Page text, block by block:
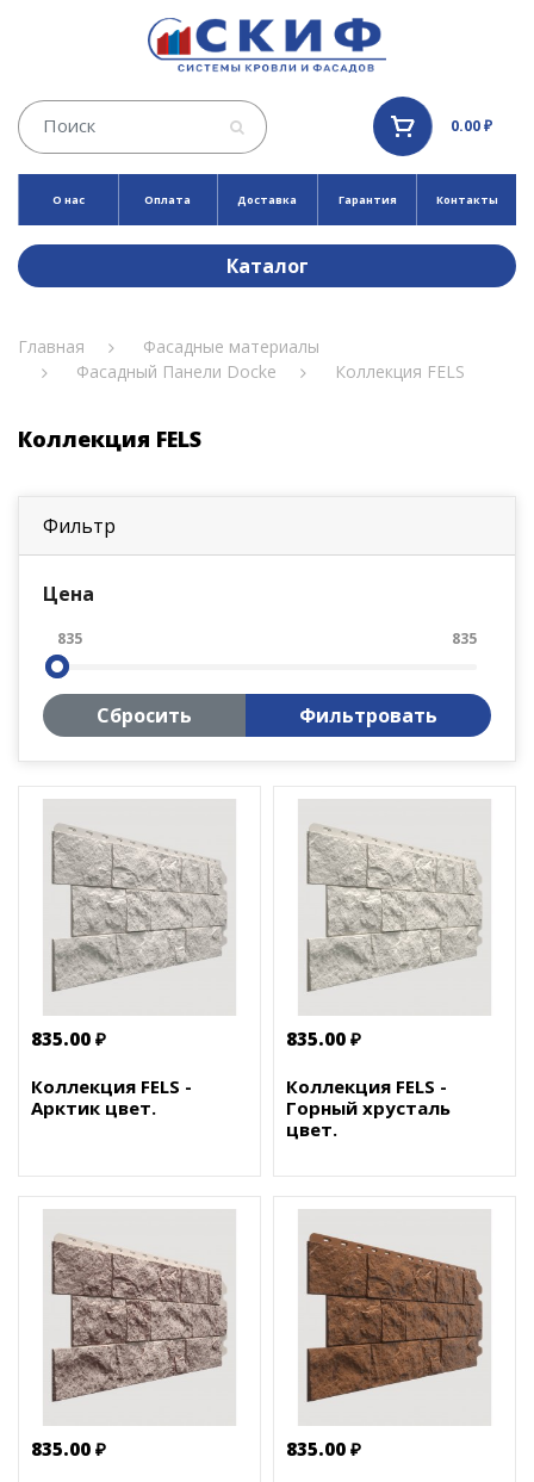
0.00 ₽
О нас Оплата Доставка Гарантия Контакты
Каталог
Главная
Фасадные материалы
Фасадный Панели Docke
Коллекция FELS
Коллекция FELS
Фильтр
Цена
835 835
Сбросить Фильтровать
835.00 ₽
Коллекция FELS -
Арктик цвет.
835.00 ₽
Коллекция FELS -
Горный хрусталь
цвет.
835.00 ₽
835.00 ₽